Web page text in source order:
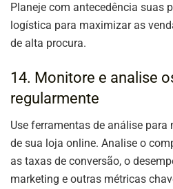
Planeje com antecedência suas
logística para maximizar as
de alta procura.
14. Monitore e analise
regularmente
Use ferramentas de análise
de sua loja online. Analise o
as taxas de conversão, o
marketing e outras métricas